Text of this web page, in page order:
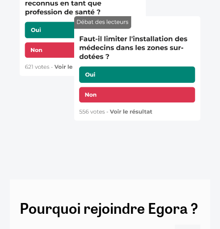
Pourquoi rejoindre Egora ?